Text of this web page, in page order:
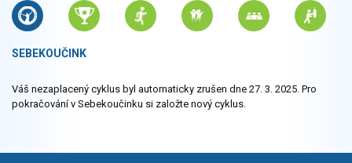
SEBEKOUČINK
Váš nezaplacený cyklus byl automaticky zrušen dne 27. 3. 2025. Pro
pokračování v Sebekoučinku si založte nový cyklus.